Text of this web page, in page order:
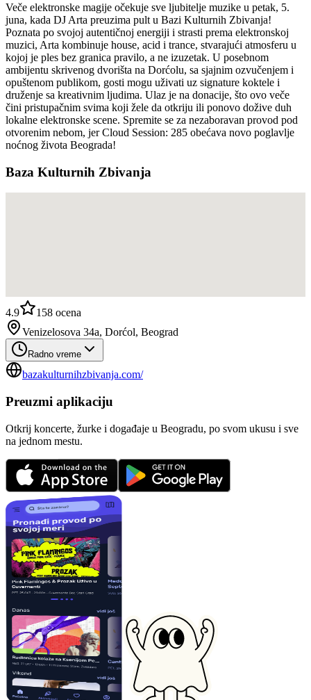
Veče elektronske magije očekuje sve ljubitelje muzike u petak, 5.
juna, kada DJ Arta preuzima pult u Bazi Kulturnih Zbivanja!
Poznata po svojoj autentičnoj energiji i strasti prema elektronskoj
muzici, Arta kombinuje house, acid i trance, stvarajući atmosferu u
kojoj je ples bez granica pravilo, a ne izuzetak. U posebnom
ambijentu skrivenog dvorišta na Dorćolu, sa sjajnim ozvučenjem i
opuštenom publikom, gosti mogu uživati uz signature koktele i
druženje sa kreativnim ljudima. Ulaz je na donacije, što ovo veče
čini pristupačnim svima koji žele da otkriju ili ponovo dožive duh
lokalne elektronske scene. Spremite se za nezaboravan provod pod
otvorenim nebom, jer Cloud Session: 285 obećava novo poglavlje
noćnog života Beograda!
Baza Kulturnih Zbivanja
4.9 158 ocena
Venizelosova 34a, Dorćol, Beograd
Radno vreme
bazakulturnihzbivanja.com/
Preuzmi aplikaciju
Otkrij koncerte, žurke i događaje u Beogradu, po svom ukusu i sve
na jednom mestu.